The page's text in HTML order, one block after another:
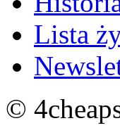
Lista
©